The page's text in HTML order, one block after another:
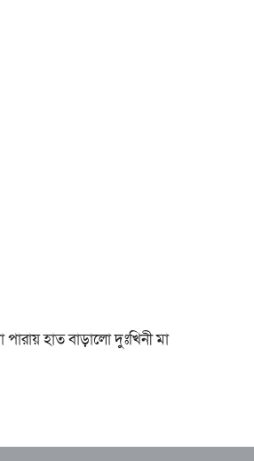
হাত বাড়ালো দুঃখিনী মা